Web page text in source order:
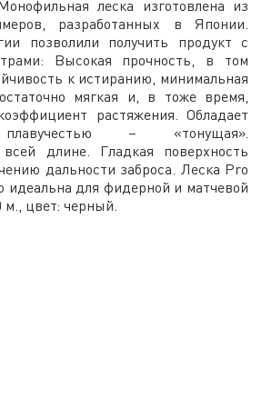
леска изготовлена из
разработанных в Японии.
позволили получить продукт с
Высокая прочность, в том
к истиранию, минимальная
мягкая и, в тоже время,
растяжения. Обладает
плавучестью – «тонущая».
длине. Гладкая поверхность
дальности заброса. Леска Pro
идеальна для фидерной и матчевой
м., цвет: черный.